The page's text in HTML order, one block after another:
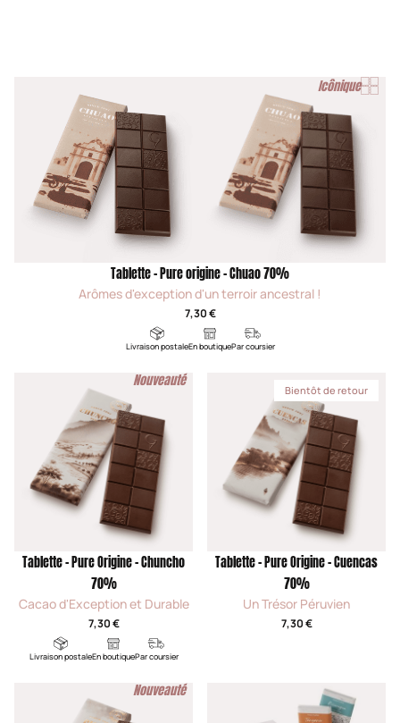
Icônique
Tablette - Pure origine - Chuao 70%
Arômes d'exception d'un terroir ancestral !
7,30 €
Livraison postaleEn boutiquePar coursier
Nouveauté
Tablette - Pure Origine - Chuncho
70%
Cacao d'Exception et Durable
7,30 €
Livraison postaleEn boutiquePar coursier
Bientôt de retour
Tablette - Pure Origine - Cuencas
70%
Un Trésor Péruvien
7,30 €
Nouveauté